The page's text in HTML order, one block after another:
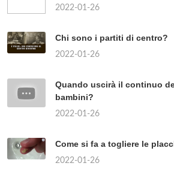
2022-01-26
Chi sono i partiti di centro?
2022-01-26
Quando uscirà il continuo
bambini?
2022-01-26
Come si fa a togliere le
2022-01-26